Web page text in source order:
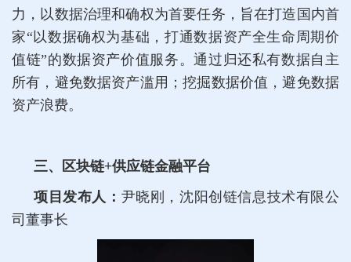
力，以数据治理和确权为首要任务，旨在打造国内首
家“以数据确权为基础，打通数据资产全生命周期价
值链”的数据资产价值服务。通过归还私有数据自主
所有，避免数据资产滥用；挖掘数据价值，避免数据
资产浪费。
三、区块链+供应链金融平台
项目发布人： 尹晓刚，沈阳创链信息技术有限公
司董事长